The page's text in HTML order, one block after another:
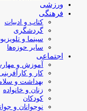
ورزشی
فرهنگی
کتاب و ادبیات
گردشگری
سینما و
سایر حوزه‌ها
اجتماعی
آموزش و
کار و
بهداشت و
زنان و خانواده
کودکان
نوجوانان و